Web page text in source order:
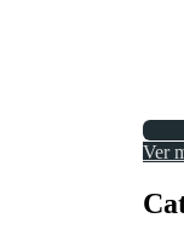
Ver